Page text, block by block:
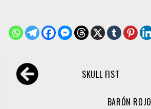
Navegación
de SKULL FIST
BARÓN ROJO